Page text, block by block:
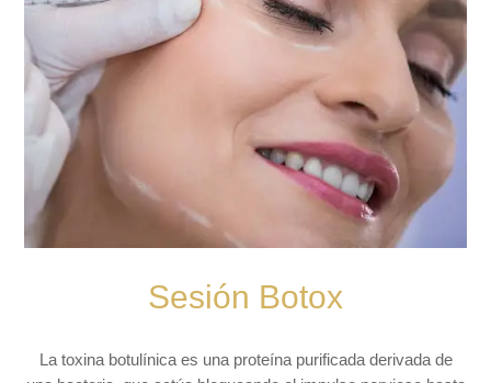
Sesión Botox
La toxina botulínica es una proteína purificada derivada de